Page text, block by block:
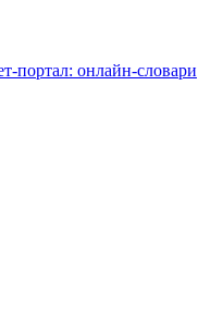
портал: онлайн-словари